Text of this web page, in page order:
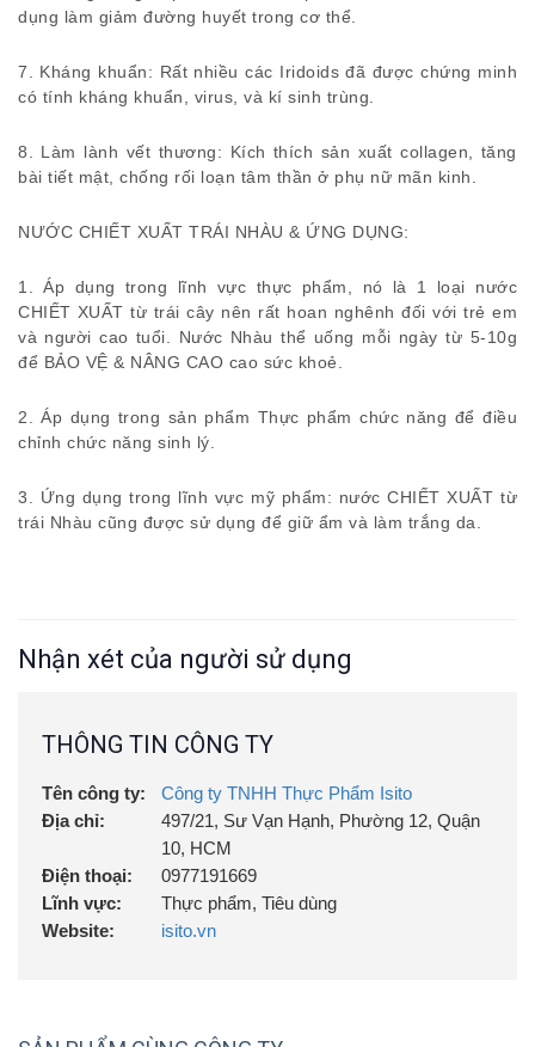
dụng làm giảm đường huyết trong cơ thể.
7. Kháng khuẩn: Rất nhiều các Iridoids đã được chứng minh
có tính kháng khuẩn, virus, và kí sinh trùng.
8. Làm lành vết thương: Kích thích sản xuất collagen, tăng
bài tiết mật, chống rối loạn tâm thần ở phụ nữ mãn kinh.
NƯỚC CHIẾT XUẤT TRÁI NHÀU & ỨNG DỤNG:
1. Áp dụng trong lĩnh vực thực phẩm, nó là 1 loại nước
CHIẾT XUẤT từ trái cây nên rất hoan nghênh đối với trẻ em
và người cao tuổi. Nước Nhàu thể uống mỗi ngày từ 5-10g
để BẢO VỆ & NÂNG CAO cao sức khoẻ.
2. Áp dụng trong sản phẩm Thực phẩm chức năng để điều
chỉnh chức năng sinh lý.
3. Ứng dụng trong lĩnh vực mỹ phẩm: nước CHIẾT XUẤT từ
trái Nhàu cũng được sử dụng để giữ ẩm và làm trắng da.
Nhận xét của người sử dụng
THÔNG TIN CÔNG TY
Tên công ty:
Công ty TNHH Thực Phẩm Isito
Địa chỉ:
497/21, Sư Vạn Hạnh, Phường 12, Quận
10, HCM
Điện thoại:
0977191669
Lĩnh vực:
Thực phẩm, Tiêu dùng
Website:
isito.vn